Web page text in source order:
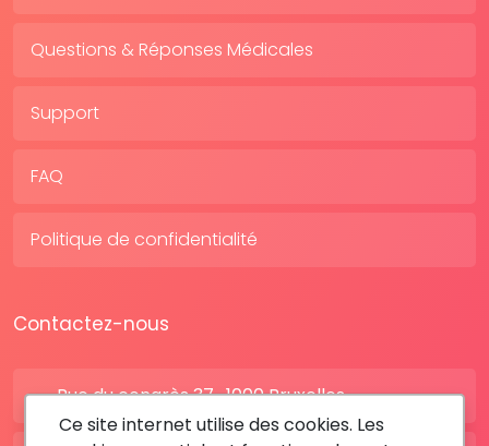
Questions & Réponses Médicales
Support
FAQ
Politique de confidentialité
Contactez-nous
Rue du congrès 37 , 1000 Bruxelles
Ce site internet utilise des cookies. Les